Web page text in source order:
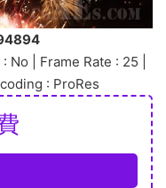
| Frame Rate : 25 |
: ProRes